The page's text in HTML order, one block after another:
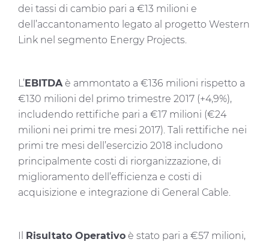
dei tassi di cambio pari a €13 milioni e
dell’accantonamento legato al progetto Western
Link nel segmento Energy Projects.
L’EBITDAè ammontato a €136 milioni rispetto a
€130 milioni del primo trimestre 2017 (+4,9%),
includendo rettifiche pari a €17 milioni (€24
milioni nei primi tre mesi 2017). Tali rettifiche nei
primi tre mesi dell’esercizio 2018 includono
principalmente costi di riorganizzazione, di
miglioramento dell’efficienza e costi di
acquisizione e integrazione di General Cable.
Il Risultato Operativo è stato pari a €57 milioni,